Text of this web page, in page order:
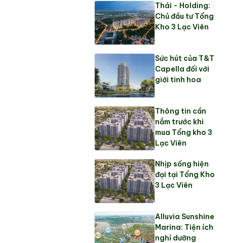
Thái - Holding:
Chủ đầu tư Tổng
Kho 3 Lạc Viên
Sức hút của T&T
Capella đối với
giới tinh hoa
Thông tin cần
nắm trước khi
mua Tổng kho 3
Lạc Viên
Nhịp sống hiện
đại tại Tổng Kho
3 Lạc Viên
Alluvia Sunshine
Marina: Tiện ích
nghỉ dưỡng